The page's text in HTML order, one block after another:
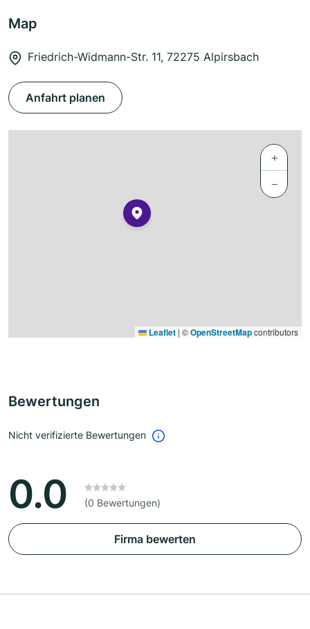
Map
Friedrich-Widmann-Str. 11, 72275 Alpirsbach
Anfahrt planen
+
−
Leaflet | ©OpenStreetMapcontributors
Bewertungen
Nicht verifizierte Bewertungen
0.0 (0 Bewertungen)
Firma bewerten